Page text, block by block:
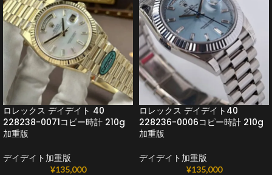
ロレックス デイデイト 40
228238-0071コピー時計 210g
加重版
デイデイト加重版
¥135,000
ロレックス デイデイト40
228236-0006コピー時計 210g
加重版
デイデイト加重版
¥135,000